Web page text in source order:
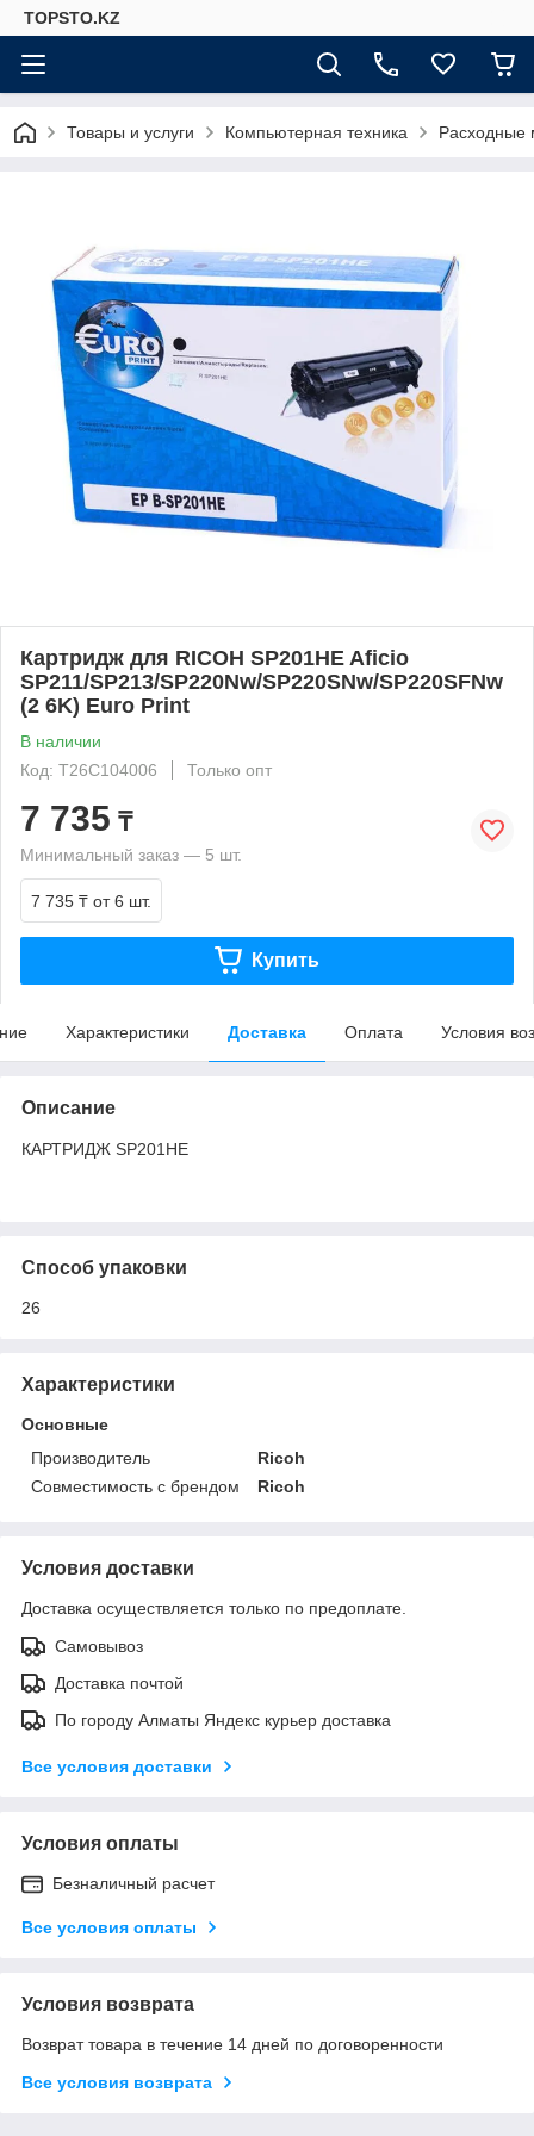
TOPSTO.KZ
Товары и услуги Компьютерная техника Расходные
Картридж для RICOH SP201HE Aficio
SP211/SP213/SP220Nw/SP220SNw/SP220SFNw
(2 6K) Euro Print
В наличии
Код: T26C104006
Только опт
7 735 ₸
Минимальный заказ — 5 шт.
7 735 ₸ от 6 шт.
Купить
Характеристики Доставка Оплата Условия
Описание
КАРТРИДЖ SP201HE
Способ упаковки
26
Характеристики
Основные
Производитель
Ricoh
Совместимость с брендом
Ricoh
Условия доставки
Доставка осуществляется только по предоплате.
Самовывоз
Доставка почтой
По городу Алматы Яндекс курьер доставка
Все условия доставки
Условия оплаты
Безналичный расчет
Все условия оплаты
Условия возврата
Возврат товара в течение 14 дней по договоренности
Все условия возврата